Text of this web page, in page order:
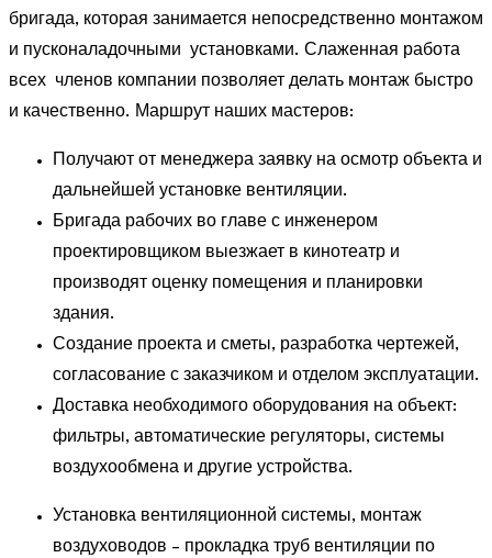
бригада, которая занимается непосредственно монтажом
и пусконаладочными установками. Слаженная работа
всех членов компании позволяет делать монтаж быстро
и качественно. Маршрут наших мастеров:
Получают от менеджера заявку на осмотр объекта и
дальнейшей установке вентиляции.
Бригада рабочих во главе с инженером
проектировщиком выезжает в кинотеатр и
производят оценку помещения и планировки
здания.
Создание проекта и сметы, разработка чертежей,
согласование с заказчиком и отделом эксплуатации.
Доставка необходимого оборудования на объект:
фильтры, автоматические регуляторы, системы
воздухообмена и другие устройства.
Установка вентиляционной системы, монтаж
воздуховодов – прокладка труб вентиляции по